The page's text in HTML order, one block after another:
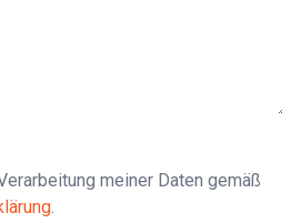
meiner Daten gemäß
.